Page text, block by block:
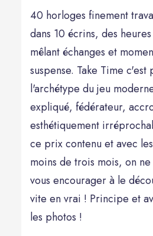
40 horloges finement
dans 10 écrins, des
mêlant échanges et
suspense. Take Time c'est
l'archétype du jeu
expliqué, fédérateur,
esthétiquement
ce prix contenu et avec
moins de trois mois, on
vous encourager à le
vite en vrai ! Principe et
les photos !